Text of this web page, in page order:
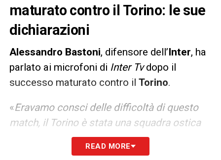
maturato contro il Torino: le sue
dichiarazioni
Alessandro Bastoni, difensore dell’ Inter, ha
parlato ai microfoni di Inter Tvdopo il
successo maturato contro il Torino.
«Eravamo consci delle difficoltà di questo
match, il Torino è stata una squadra ostica
contro cui giocare. Loro sono stati bravi in
fase d’interdizione, noi però abbiamo avuto
READ MORE